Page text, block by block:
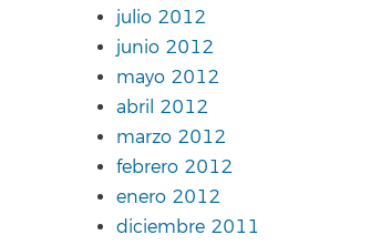
julio 2012
junio 2012
mayo 2012
abril 2012
marzo 2012
febrero 2012
enero 2012
diciembre 2011